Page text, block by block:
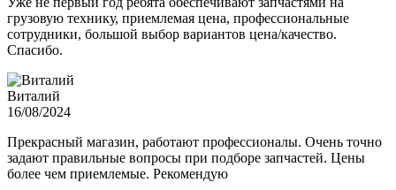
грузовую технику, приемлемая цена, профессиональные
сотрудники, большой выбор вариантов цена/качество.
Спасибо.
Виталий
16/08/2024
Прекрасный магазин, работают профессионалы. Очень точно
задают правильные вопросы при подборе запчастей. Цены
более чем приемлемые. Рекомендую